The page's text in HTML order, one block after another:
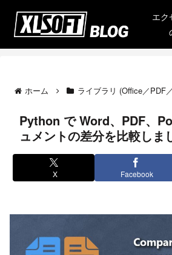
エク
ホーム ライブラリ (Office／PDF
Python で Word、PDF、
ュメントの差分を比較しま
X Facebook